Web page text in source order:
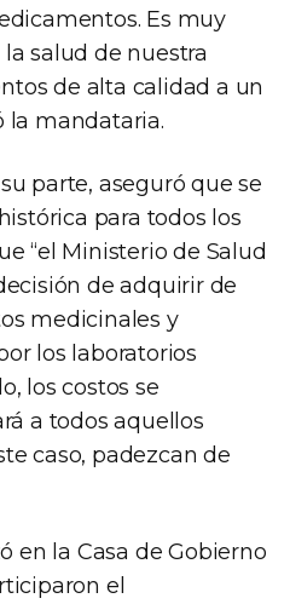
Es muy
salud de nuestra
de alta calidad a un
la mandataria.
parte, aseguró que se
para todos los
“el Ministerio de Salud
de adquirir de
medicinales y
los laboratorios
los costos se
a todos aquellos
caso, padezcan de
en la Casa de Gobierno
el